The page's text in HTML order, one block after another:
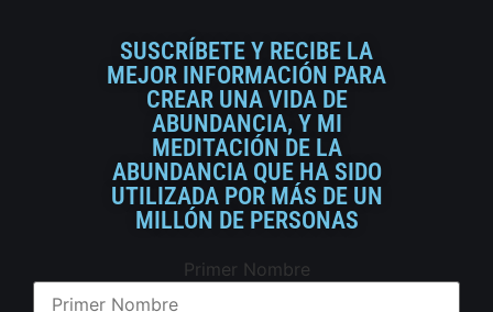
SUSCRÍBETE Y RECIBE LA
MEJOR INFORMACIÓN PARA
CREAR UNA VIDA DE
ABUNDANCIA, Y MI
MEDITACIÓN DE LA
ABUNDANCIA QUE HA SIDO
UTILIZADA POR MÁS DE UN
MILLÓN DE PERSONAS
Primer Nombre